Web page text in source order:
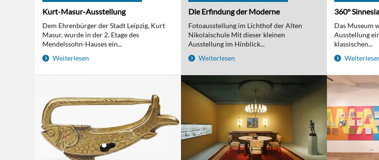
Kurt-Masur-Ausstellung
Dem Ehrenbürger der Stadt Leipzig, Kurt
Masur, wurde in der 2. Etage des
Mendelssohn-Hauses ein...
Weiterlesen
Die Erfindung der Moderne
Fotoausstellung im Lichthof der Alten
Nikolaischule Mit dieser kleinen
Ausstellung im Hinblick...
Weiterlesen
360°
Das Museum
Ausstellung
klassischen...